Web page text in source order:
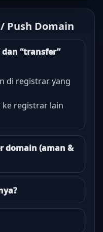
Push Domain
dan “transfer”
di registrar yang
ke registrar lain
domain (aman &